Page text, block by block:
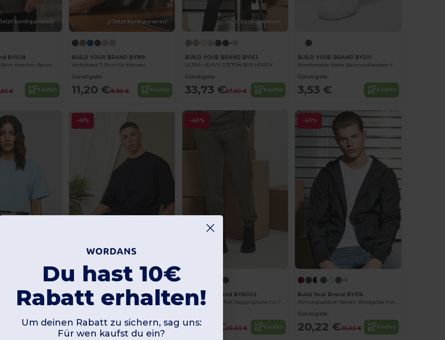
konfigurieren!
BY028
Langer Herren T-Shirt Komfort Baumwolle
€ Kaufen
Jetzt konfigurieren!
BUILD YOUR BRAND BY189
Verfärbtes T-Shirt für Männer
Günstigste:
11,20 €19,80 € Kaufen
Jetzt konfigurieren!
+10
BUILD YOUR BRAND BY162
ULTRA HEAVY COTTON BOX HOODY
Günstigste:
33,73 €57,90 € Kaufen
BUILD YOUR BRAND BY201
Komfortable Hohe Baumwollsocken für den Alltag
Günstigste:
3,53 € Kaufen
BY264
€ Kaufen
-41%
BUILD YOUR BRAND BY256
Oversized T-Shirt mittenlangen Ärmeln
9,80 € 16,60 € Kaufen
-40%
Build Your Brand BYB002
Sportliche Komfort-Jogginghose für Fitness und Laufen
12,34 €20,60 € Kaufen
-43%
+1
Build Your Brand BY016
Atmungsaktive Herren Windjacke mit Kontrastdetails
Günstigste:
20,22 €35,60 € Kaufen
Du hast 10€
Rabatt erhalten!
Um deinen Rabatt zu sichern, sag uns:
Für wen kaufst du ein?